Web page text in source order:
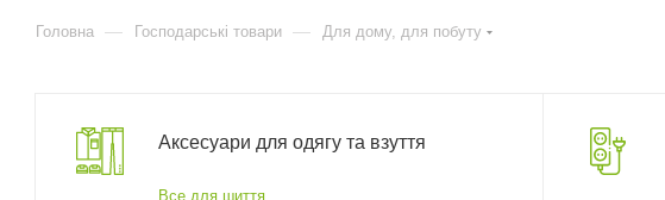
Головна — Господарські товари — Для дому, для побуту
Аксесуари для одягу та взуття
Все для шиття